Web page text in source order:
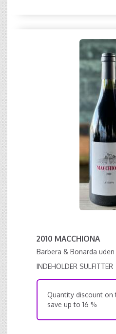
2010 MACCHIONA
Barbera & Bonarda
INDEHOLDER SULFITTER
Quantity discount on
save up to 16 %